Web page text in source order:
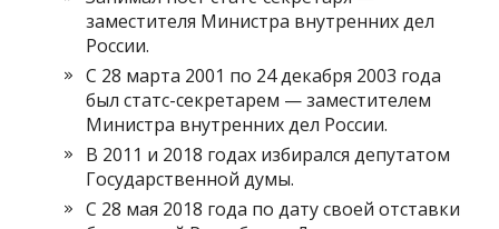
заместителя Министра внутренних дел
России.
С 28 марта 2001 по 24 декабря 2003 года
был статс-секретарем — заместителем
Министра внутренних дел России.
В 2011 и 2018 годах избирался депутатом
Государственной думы.
С 28 мая 2018 года по дату своей отставки